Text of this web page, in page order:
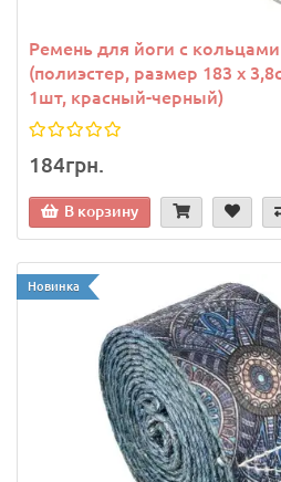
Ремень для йоги с
(полиэстер, размер 183 x
1шт, красный-черный)
184грн.
В корзину
Новинка